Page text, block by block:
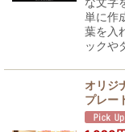
単に作
葉を入
ックや
オリジ
プレー